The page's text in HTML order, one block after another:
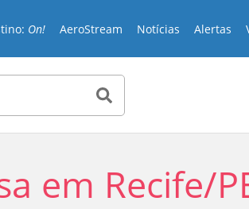
On! AeroStream Notícias Alertas
em Recife/